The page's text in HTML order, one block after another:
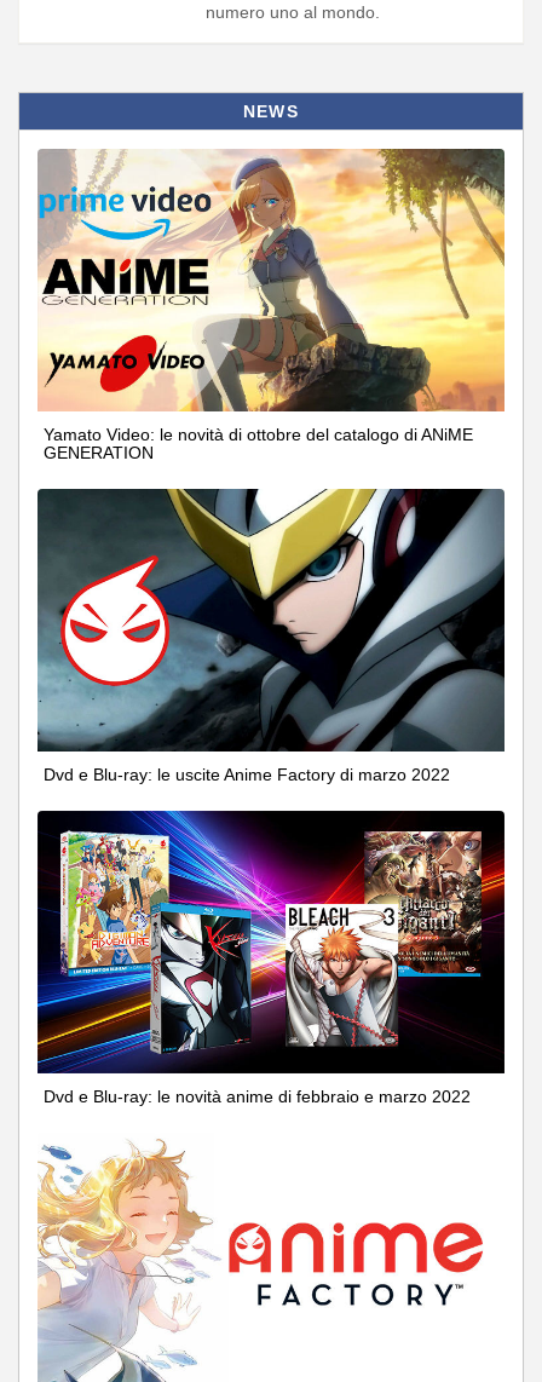
numero uno al mondo.
NEWS
Yamato Video: le novità di ottobre del catalogo di ANiME
GENERATION
Dvd e Blu-ray: le uscite Anime Factory di marzo 2022
Dvd e Blu-ray: le novità anime di febbraio e marzo 2022